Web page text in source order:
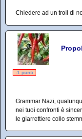
Chiedere ad un troll di
-1 punti
Grammar Nazi,
nei tuoi confronti è
le giarrettiere collo